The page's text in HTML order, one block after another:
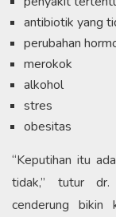
antibiotik yang
perubahan
merokok
alkohol
stres
obesitas
“Keputihan itu
tidak,” tutur dr.
cenderung bikin